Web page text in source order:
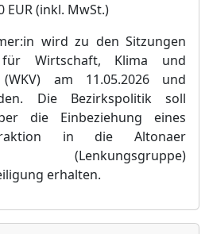
EUR (inkl. MwSt.)
wird zu den Sitzungen
r Wirtschaft, Klima und
(WKV) am 11.05.2026 und
Die Bezirkspolitik soll
die Einbeziehung eines
in die Altonaer
(Lenkungsgruppe)
erhalten.